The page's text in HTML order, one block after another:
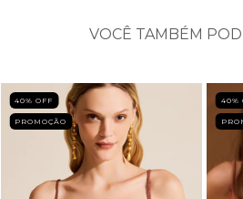
VOCÊ TAMBÉM
40% OFF
PROMOÇÃO
40%